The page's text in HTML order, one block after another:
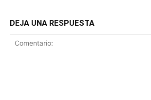
DEJA UNA RESPUESTA